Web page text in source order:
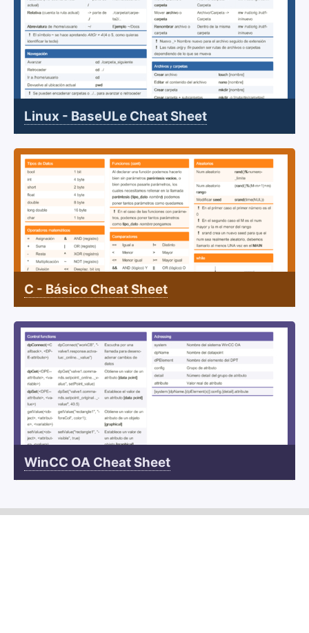
Linux - BaseULe Cheat Sheet
C - Básico Cheat Sheet
WinCC OA Cheat Sheet